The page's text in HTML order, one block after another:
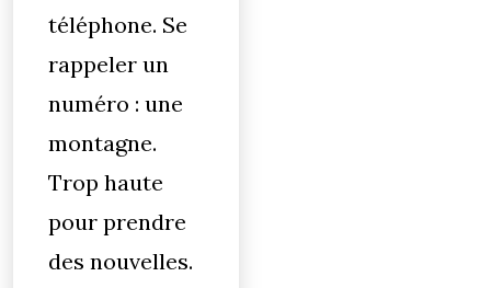
téléphone. Se
rappeler un
numéro : une
montagne.
Trop haute
pour prendre
des nouvelles.